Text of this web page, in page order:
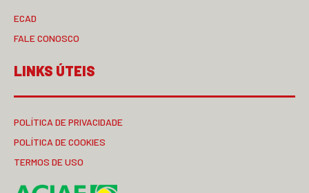
ECAD
FALE CONOSCO
LINKS ÚTEIS
POLÍTICA DE PRIVACIDADE
POLÍTICA DE COOKIES
TERMOS DE USO